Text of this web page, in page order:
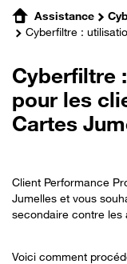
Assistance
Cyberfiltre :
Cyberfiltre
pour les
Cartes
Client Performance
Jumelles et vous
secondaire contre les
Voici comment